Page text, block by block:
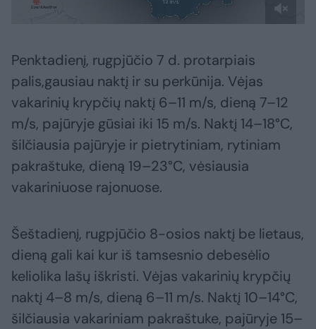
Penktadienį, rugpjūčio 7 d. protarpiais
palis,gausiau naktį ir su perkūnija. Vėjas
vakarinių krypčių naktį 6–11 m/s, dieną 7–12
m/s, pajūryje gūsiai iki 15 m/s. Naktį 14–18°C,
šilčiausia pajūryje ir pietrytiniam, rytiniam
pakraštuke, dieną 19–23°C, vėsiausia
vakariniuose rajonuose.
Šeštadienį, rugpjūčio 8-osios naktį be lietaus,
dieną gali kai kur iš tamsesnio debesėlio
keliolika lašų iškristi. Vėjas vakarinių krypčių
naktį 4–8 m/s, dieną 6–11 m/s. Naktį 10–14°C,
šilčiausia vakariniam pakraštuke, pajūryje 15–